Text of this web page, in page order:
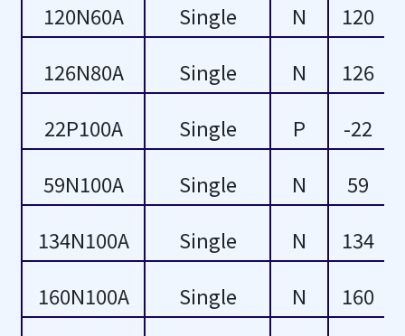
68
69
120N60A
Single N
120
126N80A
Single N
126
22P100A
Single P -22
59N100A
Single N
59
134N100A
Single N
134
160N100A
Single N
160